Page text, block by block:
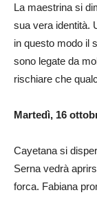
La maestrina si
sua vera identità.
in questo modo il
sono legate da
rischiare che
Martedì, 16
Cayetana si
Serna vedrà
forca. Fabiana